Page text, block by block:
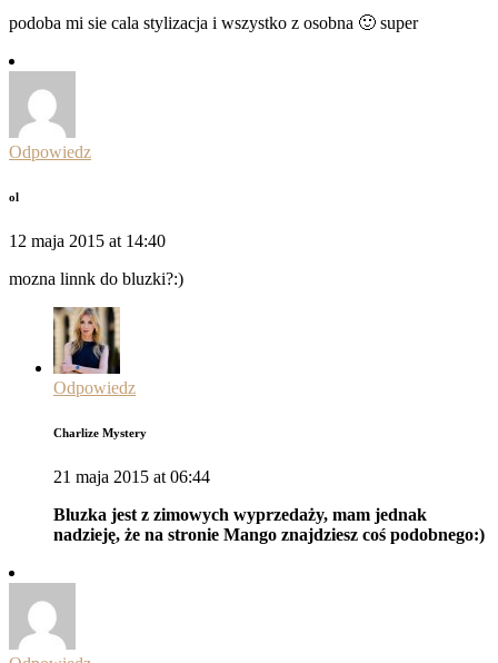
podoba mi sie cala stylizacja i wszystko z osobna 🙂 super
Odpowiedz
ol
12 maja 2015 at 14:40
mozna linnk do bluzki?:)
Odpowiedz
Charlize Mystery
21 maja 2015 at 06:44
Bluzka jest z zimowych wyprzedaży, mam jednak
nadzieję, że na stronie Mango znajdziesz coś podobnego:)